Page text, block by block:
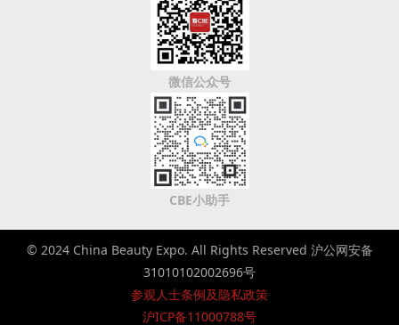
微信公众号
CBE小助手
© 2024 China Beauty Expo. All Rights Reserved 沪公网安备
31010102002696号
参观人士条例及隐私政策
沪ICP备11000788号